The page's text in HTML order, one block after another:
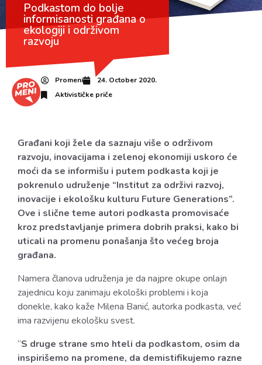
Podkastom do bolje
informisanosti građana o
ekologiji i održivom
razvoju
Promeni
24. October 2020.
Aktivističke priče
Građani koji žele da saznaju više o održivom
razvoju, inovacijama i zelenoj ekonomiji uskoro će
moći da se informišu i putem podkasta koji je
pokrenulo udruženje “Institut za održivi razvoj,
inovacije i ekološku kulturu Future Generations”.
Ove i slične teme autori podkasta promovisaće
kroz predstavljanje primera dobrih praksi, kako bi
uticali na promenu ponašanja što većeg broja
građana.
Namera članova udruženja je da najpre okupe onlajn
zajednicu koju zanimaju ekološki problemi i koja
donekle, kako kaže Milena Banić, autorka podkasta, već
ima razvijenu ekološku svest.
“S druge strane smo hteli da podkastom, osim da
inspirišemo na promene, da demistifikujemo razne